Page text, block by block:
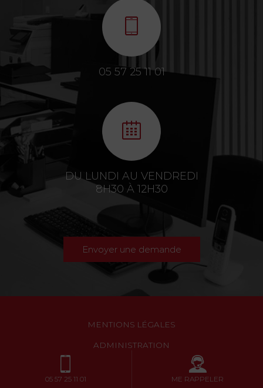
05 57 25 11 01
DU LUNDI AU VENDREDI
8H30 À 12H30
Envoyer une demande
MENTIONS LÉGALES
ADMINISTRATION
05 57 25 11 01 ME RAPPELER